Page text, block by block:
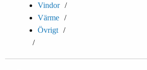
Vindor
Värme
Övrigt